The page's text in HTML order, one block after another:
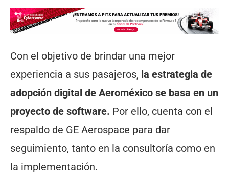
Con el objetivo de brindar una mejor
experiencia a sus pasajeros, la estrategia de
adopción digital de Aeroméxico se basa en un
proyecto de software. Por ello, cuenta con el
respaldo de GE Aerospace para dar
seguimiento, tanto en la consultoría como en
la implementación.